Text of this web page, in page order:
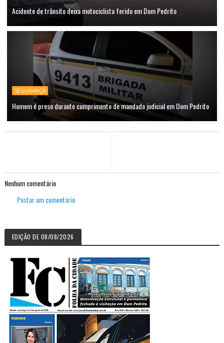
Acidente de trânsito deixa motociclista ferido em Dom Pedrito
SEGURANÇA
Homem é preso durante cumprimento de mandado judicial em Dom Pedrito
Nenhum comentário
Postar um comentário
EDIÇÃO DE 08/08/2026